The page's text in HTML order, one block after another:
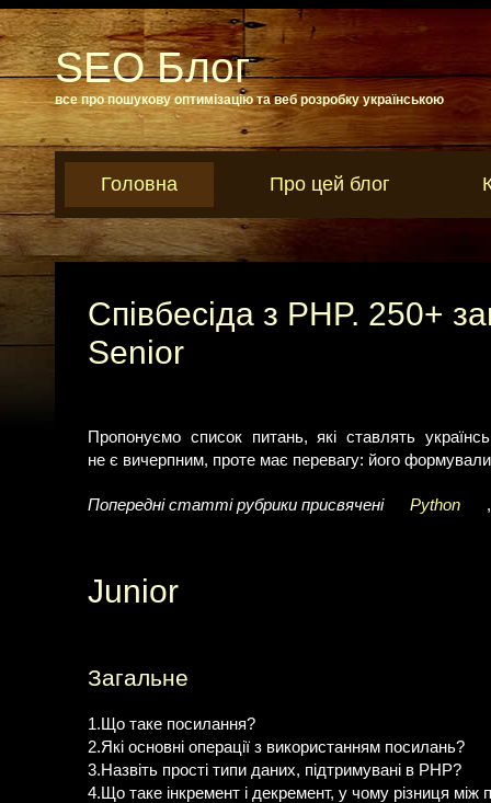
SEO Блог
все про пошукову оптимізацію та веб розробку українською
Головна Про цей блог
Співбесіда з PHP. 250+
Senior
Пропонуємо список питань, які ставлять
не є вичерпним, проте має перевагу: його формували
Попередні статті рубрики присвячені Python
Junior
Загальне
1.Що таке посилання?
2.Які основні операції з використанням посилань?
3.Назвіть прості типи даних, підтримувані в РНР?
4.Що таке інкремент і декремент, у чому різниця